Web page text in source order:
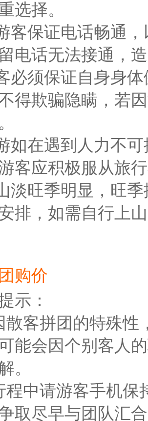
选择。
客保证电话畅通
电话无法接通，
必须保证自身身
得欺骗隐瞒，若
如在遇到人力不
客应积极服从旅
淡旺季明显，旺
排，如需自行上
购价
示：
散客拼团的特殊
能会因个别客人
。
程中请游客手机保
取尽早与团队汇